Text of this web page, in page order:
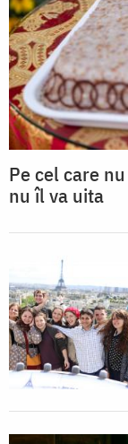
Pe cel care
nu îl va uita